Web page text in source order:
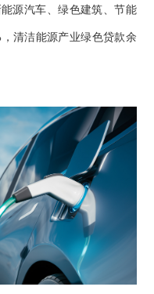
源汽车、绿色建筑、节能
清洁能源产业绿色贷款余